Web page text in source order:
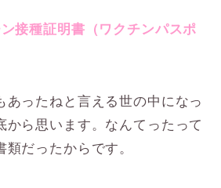
ン接種証明書（ワクチンパスポ
あったねと言える世の中になっ
から思います。なんてったって
だったからです。